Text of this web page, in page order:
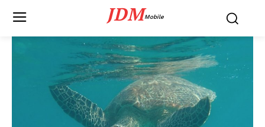
JDMMobile